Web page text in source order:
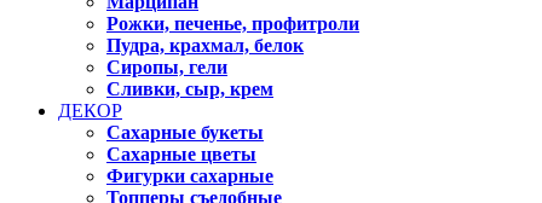
Рожки, печенье, профитроли
Пудра, крахмал, белок
Сиропы, гели
Сливки, сыр, крем
ДЕКОР
Сахарные букеты
Сахарные цветы
Фигурки сахарные
Топперы съедобные